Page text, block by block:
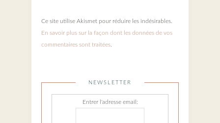
Ce site utilise Akismet pour réduire les indésirables.
En savoir plus sur la façon dont les données de vos
commentaires sont traitées
NEWSLETTER
Entrer l'adresse email: